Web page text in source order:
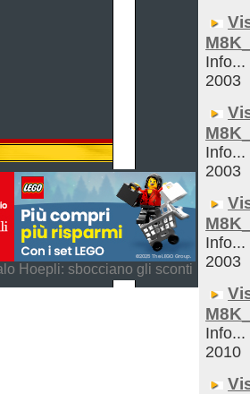
Hoepli: sbocciano gli sconti
Info...
2003
Info...
2003
Info...
2003
Info...
2010